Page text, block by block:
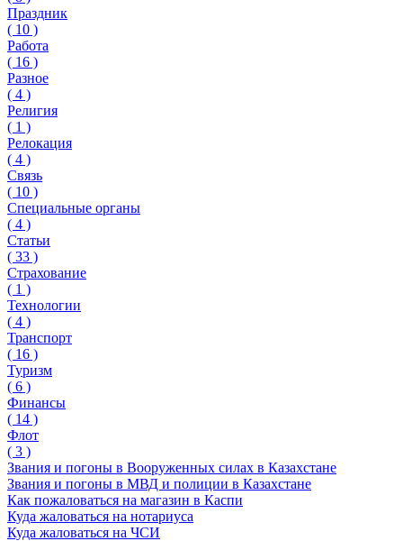
Праздник
( 10 )
Работа
( 16 )
Разное
( 4 )
Религия
( 1 )
Релокация
( 4 )
Связь
( 10 )
Специальные органы
( 4 )
Статьи
( 33 )
Страхование
( 1 )
Технологии
( 4 )
Транспорт
( 16 )
Туризм
( 6 )
Финансы
( 14 )
Флот
( 3 )
Звания и погоны в Вооруженных силах в Казахстане
Звания и погоны в МВД и полиции в Казахстане
Как пожаловаться на магазин в Каспи
Куда жаловаться на нотариуса
Куда жаловаться на ЧСИ